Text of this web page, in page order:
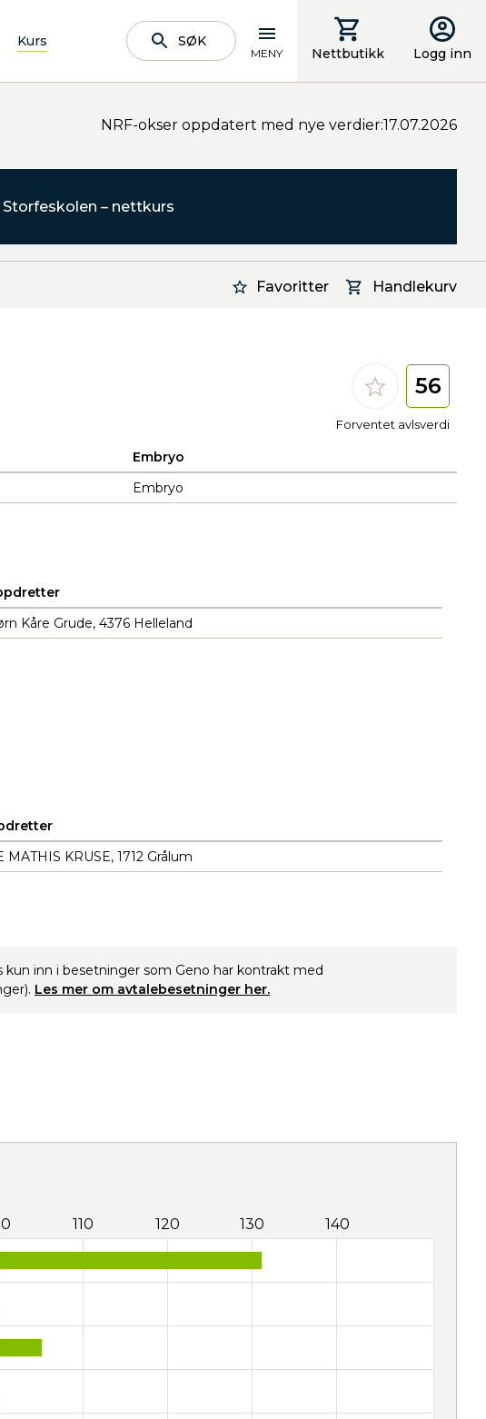
Kurs SØK
MENY Nettbutikk Logg inn
NRF-okser oppdatert med nye verdier:17.07.2026
Storfeskolen – nettkurs
Favoritter Handlekurv
Forventet avlsverdi
56
Embryo
Embryo
Kåre Grude, 4376 Helleland
MATHIS KRUSE, 1712 Grålum
kun inn i besetninger som Geno har kontrakt med
Les mer om avtalebesetninger her.
110 120 130 140